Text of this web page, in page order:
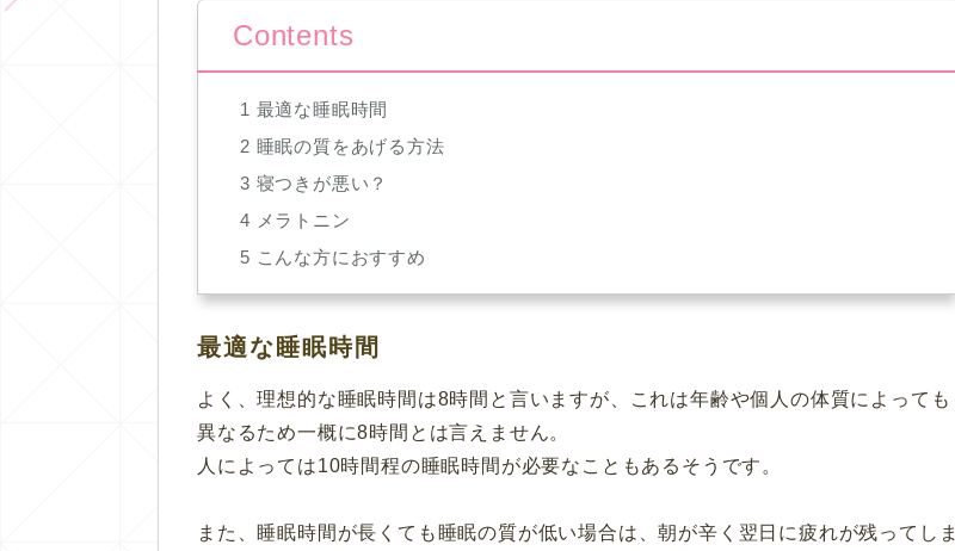
Contents
1 最適な睡眠時間
2 睡眠の質をあげる方法
3 寝つきが悪い？
4 メラトニン
5 こんな方におすすめ
最適な睡眠時間
よく、理想的な睡眠時間は8時間と言いますが、これは年齢や個人の体質によっても
異なるため一概に8時間とは言えません。
人によっては10時間程の睡眠時間が必要なこともあるそうです。
また、睡眠時間が長くても睡眠の質が低い場合は、朝が辛く翌日に疲れが残ってしま